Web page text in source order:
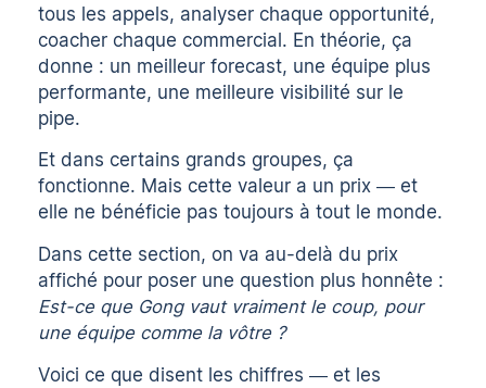
tous les appels, analyser chaque opportunité,
coacher chaque commercial. En théorie, ça
donne : un meilleur forecast, une équipe plus
performante, une meilleure visibilité sur le
pipe.
Et dans certains grands groupes, ça
fonctionne. Mais cette valeur a un prix — et
elle ne bénéficie pas toujours à tout le monde.
Dans cette section, on va au-delà du prix
affiché pour poser une question plus honnête :
Est-ce que Gong vaut vraiment le coup, pour
une équipe comme la vôtre ?
Voici ce que disent les chiffres — et les